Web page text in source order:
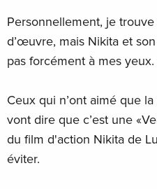
Personnellement, je
d’œuvre, mais Nikita et
pas forcément à mes
Ceux qui n’ont aimé que
vont dire que c’est une
du film d'action Nikita de
éviter.